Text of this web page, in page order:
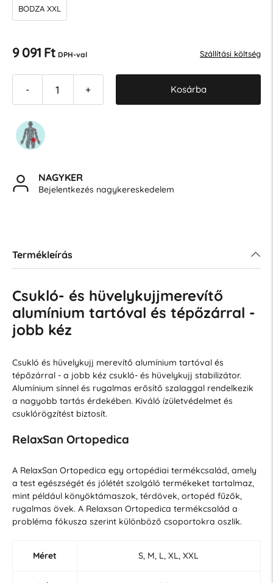
BODZA XXL
9 091 Ft DPH-val Szállítási költség
- + Kosárba
NAGYKER
Bejelentkezés nagykereskedelem
Termékleírás
Csukló- és hüvelykujjmerevítő
alumínium tartóval és tépőzárral -
jobb kéz
Csukló és hüvelykujj merevítő alumínium tartóval és
tépőzárral - a jobb kéz csukló- és hüvelykujj stabilizátor.
Alumínium sínnel és rugalmas erősítő szalaggal rendelkezik
a nagyobb tartás érdekében. Kiváló ízületvédelmet és
csuklórögzítést biztosít.
RelaxSan Ortopedica
A RelaxSan Ortopedica egy ortopédiai termékcsalád, amely
a test egészségét és jólétét szolgáló termékeket tartalmaz,
mint például könyöktámaszok, térdövek, ortopéd fűzők,
rugalmas övek. A Relaxsan Ortopedica termékcsalád a
probléma fókusza szerint különböző csoportokra oszlik.
Méret S, M, L, XL, XXL